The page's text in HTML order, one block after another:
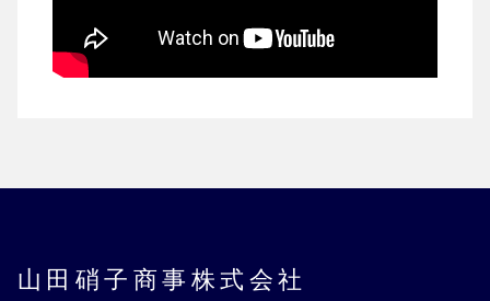
山田硝子商事株式会社